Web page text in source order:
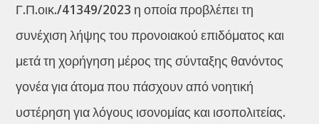
Γ.Π.οικ./41349/2023 η οποία προβλέπει τη
συνέχιση λήψης του προνοιακού επιδόματος και
μετά τη χορήγηση μέρος της σύνταξης θανόντος
γονέα για άτομα που πάσχουν από νοητική
υστέρηση για λόγους ισονομίας και ισοπολιτείας.